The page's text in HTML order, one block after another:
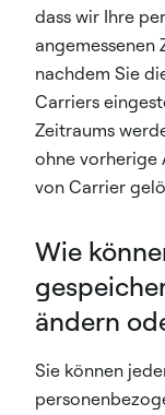
dass wir Ihre
angemessenen
nachdem Sie
Carriers
Zeitraums
ohne vorherige
von Carrier
Wie
ändern
Sie können